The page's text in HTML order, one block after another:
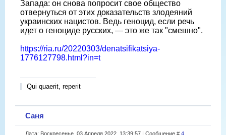
Запада: он снова попросит свое общество
отвернуться от этих доказательств злодеяний
украинских нацистов. Ведь геноцид, если речь
идет о геноциде русских, — это же так "смешно".
https://ria.ru/20220303/denatsifikatsiya-
1776127798.html?in=t
Qui quaerit, reperit
Саня
Дата: Воскресенье, 03 Апреля 2022, 13:39:57 | Сообщение # 4